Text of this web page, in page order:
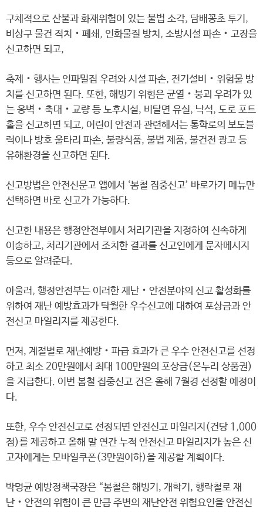
구체적으로 산불과 화재위험이 있는 불법 소각, 담배꽁초 투기,
비상구 물건 적치‧폐쇄, 인화물질 방치, 소방시설 파손‧고장을
신고하면 되고,
축제‧행사는 인파밀집 우려와 시설 파손, 전기설비‧위험물 방
치를 신고하면 된다. 또한, 해빙기 위험은 균열‧붕괴 우려가 있
는 옹벽‧축대‧교량 등 노후시설, 비탈면 유실, 낙석, 도로 포트
홀을 신고하면 되고, 어린이 안전과 관련해서는 통학로의 보도블
럭이나 방호 울타리 파손, 불량식품, 불법 제품, 불건전 광고 등
유해환경을 신고하면 된다.
신고방법은 안전신문고 앱에서 ‘봄철 집중신고’ 바로가기 메뉴만
선택하면 바로 신고가 가능하다.
신고한 내용은 행정안전부에서 처리기관을 지정하여 신속하게
이송하고, 처리기관에서 조치한 결과를 신고인에게 문자메시지
등으로 알려준다.
아울러, 행정안전부는 이러한 재난‧안전분야의 신고 활성화를
위하여 재난 예방효과가 탁월한 우수신고에 대하여 포상금과 안
전신고 마일리지를 제공한다.
먼저, 계절별로 재난예방‧파급 효과가 큰 우수 안전신고를 선정
하고 최소 20만원에서 최대 100만원의 포상금(온누리 상품권)
을 지급한다. 이번 봄철 집중신고 건은 올해 7월경 선정할 예정이
다.
또한, 우수 안전신고로 선정되면 안전신고 마일리지(건당 1,000
점)를 제공하고 올해 말 연간 누적 안전신고 마일리지가 높은 신
고자에게는 모바일쿠폰(3만원이하)을 제공할 계획이다.
박명균 예방정책국장은 “봄철은 해빙기, 개학기, 행락철로 재
난‧안전의 위험이 큰 만큼 주변의 재난안전 위험요인을 안전신